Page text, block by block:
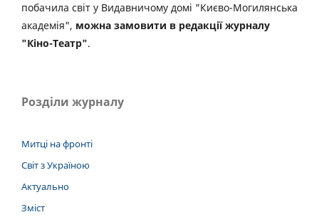
побачила світ у Видавничому домі "Києво-Могилянська
академія", можна замовити в редакції журналу
"Кіно-Театр".
Розділи журналу
Митці на фронті
Світ з Україною
Актуально
Зміст